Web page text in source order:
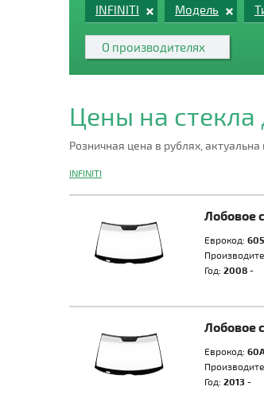
INFINITI Модель
О производителях
Цены на стекла
Розничная цена в рублях, актуальна
INFINITI
Лобовое
Еврокод:
Год: 2008 -
Лобовое
Еврокод:
Год: 2013 -